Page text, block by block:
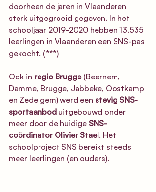
doorheen de jaren in Vlaanderen
sterk uitgegroeid gegeven. In het
schooljaar 2019-2020 hebben 13.535
leerlingen in Vlaanderen een SNS-pas
gekocht. (***)
Ook in regio Brugge (Beernem,
Damme, Brugge, Jabbeke, Oostkamp
en Zedelgem) werd een stevig SNS-
sportaanbod uitgebouwd onder
meer door de huidige SNS-
coördinator Olivier Stael. Het
schoolproject SNS bereikt steeds
meer leerlingen (en ouders).